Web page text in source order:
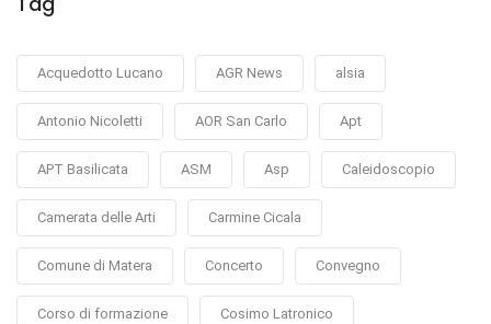
Acquedotto Lucano AGR News alsia
Antonio Nicoletti AOR San Carlo Apt
APT Basilicata ASM Asp Caleidoscopio
Camerata delle Arti Carmine Cicala
Comune di Matera Concerto Convegno
Corso di formazione Cosimo Latronico